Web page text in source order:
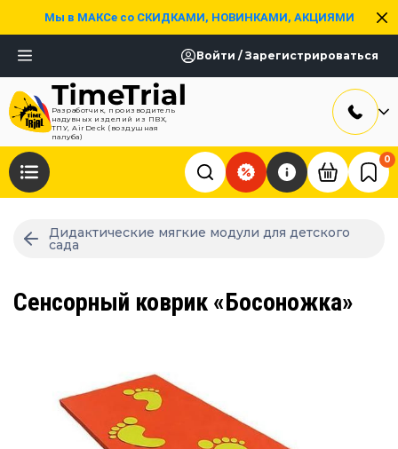
Мы в МАКСе со СКИДКАМИ, НОВИНКАМИ, АКЦИЯМИ
Войти / Зарегистрироваться
Разработчик, производитель
надувных изделий из ПВХ,
ТПУ, AirDeck (воздушная
палуба)
0
Дидактические мягкие модули для детского
сада
Сенсорный коврик «Босоножка»